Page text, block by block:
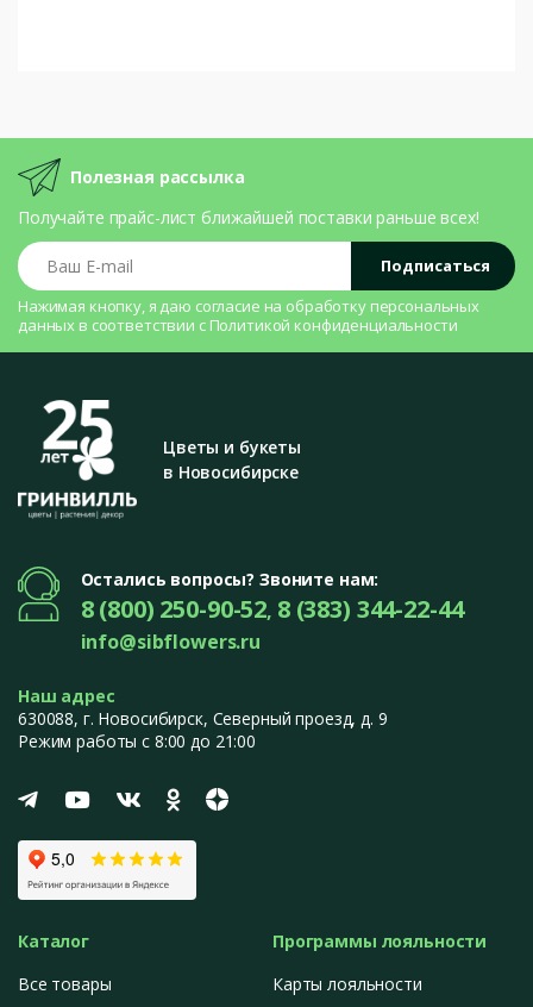
Полезная рассылка
Получайте прайс-лист ближайшей поставки раньше всех!
Ваш E-mail
Подписаться
Нажимая кнопку, я даю согласие на обработку персональных
данных в соответствии с Политикой конфиденциальности
Цветы и букеты
в Новосибирске
Остались вопросы? Звоните нам:
8 (800) 250-90-52, 8 (383) 344-22-44
info@sibflowers.ru
Наш адрес
630088, г. Новосибирск, Северный проезд, д. 9
Режим работы с 8:00 до 21:00
Каталог
Все товары
Программы лояльности
Карты лояльности